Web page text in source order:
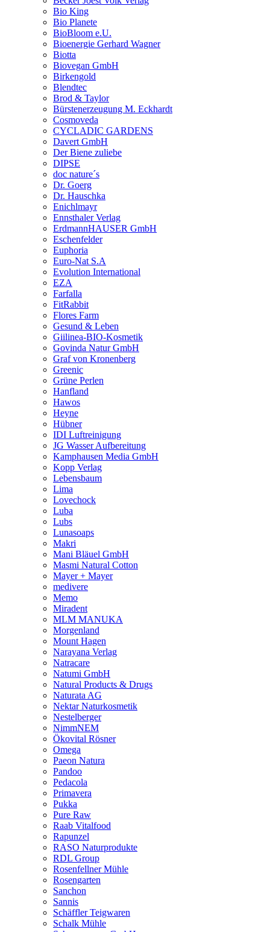
Bio King
Bio Planete
BioBloom e.U.
Bioenergie Gerhard Wagner
Biotta
Biovegan GmbH
Birkengold
Blendtec
Brod & Taylor
Bürstenerzeugung M. Eckhardt
Cosmoveda
CYCLADIC GARDENS
Davert GmbH
Der Biene zuliebe
DIPSE
doc nature´s
Dr. Goerg
Dr. Hauschka
Enichlmayr
Ennsthaler Verlag
ErdmannHAUSER GmbH
Eschenfelder
Euphoria
Euro-Nat S.A
Evolution International
EZA
Farfalla
FitRabbit
Flores Farm
Gesund & Leben
Giilinea-BIO-Kosmetik
Govinda Natur GmbH
Graf von Kronenberg
Greenic
Grüne Perlen
Hanfland
Hawos
Heyne
Hübner
IDI Luftreinigung
JG Wasser Aufbereitung
Kamphausen Media GmbH
Kopp Verlag
Lebensbaum
Lima
Lovechock
Luba
Lubs
Lunasoaps
Makri
Mani Bläuel GmbH
Masmi Natural Cotton
Mayer + Mayer
medivere
Memo
Miradent
MLM MANUKA
Morgenland
Mount Hagen
Narayana Verlag
Natracare
Natumi GmbH
Natural Products & Drugs
Naturata AG
Nektar Naturkosmetik
Nestelberger
NimmNEM
Ökovital Rösner
Omega
Paeon Natura
Pandoo
Pedacola
Primavera
Pukka
Pure Raw
Raab Vitalfood
Rapunzel
RASO Naturprodukte
RDL Group
Rosenfellner Mühle
Rosengarten
Sanchon
Sannis
Schäffler Teigwaren
Schalk Mühle